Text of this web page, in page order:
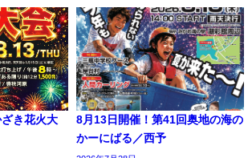
き花火大
8月13日開催！第41回奥地の海の
かーにばる／西予